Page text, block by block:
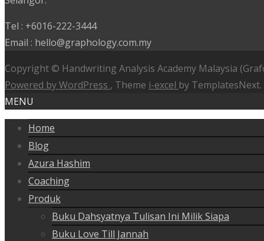
Tel : +6016-222-3444
Email : hello@graphology.com.my
Copyright © Handwriting Analysis Academy Malaysia
Powered by WordPress , Theme i-excel by TemplatesNext.
MENU
Home
Blog
Azura Hashim
Coaching
Produk
Buku Dahsyatnya Tulisan Ini Milik Siapa
Buku Love Till Jannah